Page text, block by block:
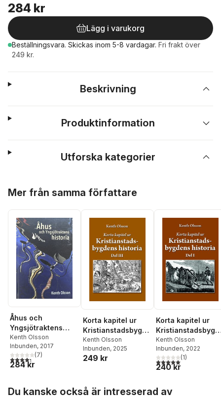
284 kr
Lägg i varukorg
Beställningsvara. Skickas inom 5-8 vardagar. Fri frakt över
249 kr.
Beskrivning
Produktinformation
Utforska kategorier
Mer från samma författare
Åhus och
Yngsjötraktens
historia
Kenth Olsson
Inbunden, 2017
4,3utav 5 stjärnor. Totalt antal röster:
(7)
284 kr
Korta kapitel ur
Kristianstadsbygde
Kenth Olsson
Inbunden, 2025
249 kr
Korta kapitel ur
ns historia
Kenth Olsson
Inbunden, 2022
5,0utav 5 stjärnor.
(1)
240 kr
Du kanske också är intresserad av